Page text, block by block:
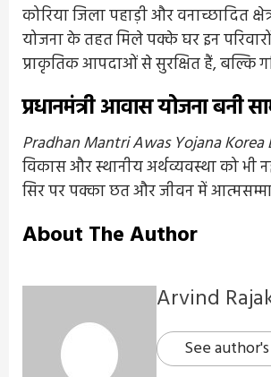
कोरिया जिला पहाड़ी और वनाच्छादित
योजना के तहत मिले पक्के घर इन
प्राकृतिक आपदाओं से सुरक्षित हैं, बल्कि
प्रधानमंत्री आवास योजना
Pradhan Mantri Awas Yojana
विकास और स्थानीय अर्थव्यवस्था को भी
सिर पर पक्का छत और जीवन में
About The Author
Arvind
See